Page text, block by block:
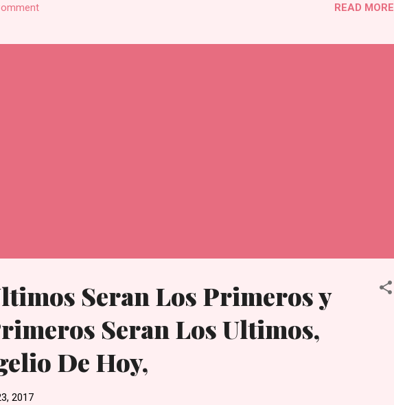
policías y bomberos entonaron el himno nacional, para posteriormente
perfil de Facebook el sentimiento que le envolvió el ser parte del equipo de
READ MORE
Seran Los Primeros y
Seran Los Ultimos,
De Hoy,
2017